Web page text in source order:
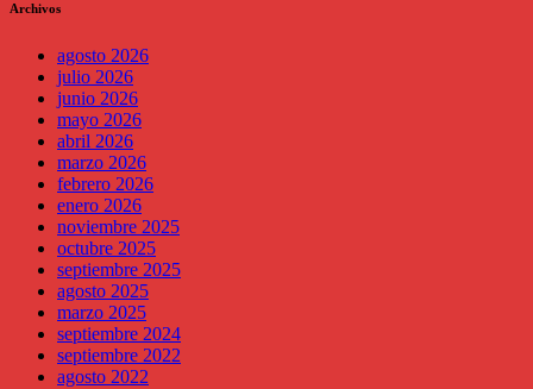
Archivos
agosto 2026
julio 2026
junio 2026
mayo 2026
abril 2026
marzo 2026
febrero 2026
enero 2026
noviembre 2025
octubre 2025
septiembre 2025
agosto 2025
marzo 2025
septiembre 2024
septiembre 2022
agosto 2022